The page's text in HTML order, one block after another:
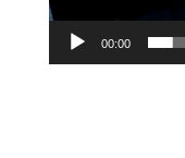
00:00